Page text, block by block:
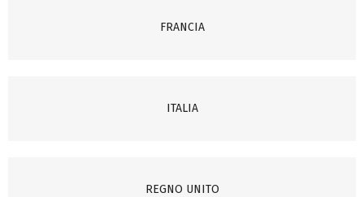
FRANCIA
ITALIA
REGNO UNITO